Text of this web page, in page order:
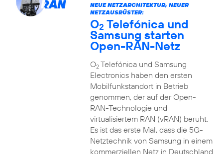
NEUE NETZARCHITEKTUR, NEUER
NETZAUSRÜSTER:
O2 Telefónica und
Samsung starten
Open-RAN-Netz
O2Telefónica und Samsung
Electronics haben den ersten
Mobilfunkstandort in Betrieb
genommen, der auf der Open-
RAN-Technologie und
virtualisiertem RAN (vRAN) beruht.
Es ist das erste Mal, dass die 5G-
Netztechnik von Samsung in einem
kommerziellen Netz in Deutschland